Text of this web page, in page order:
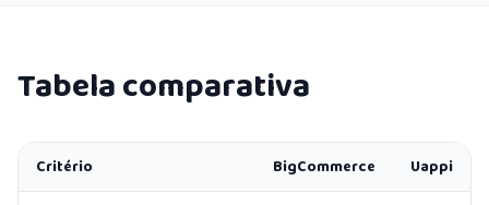
Tabela comparativa
Critério BigCommerce Uappi